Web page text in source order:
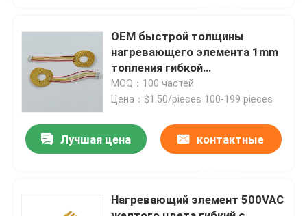
Проверка качества
Новости
Спросите цитату
Подогреватель фильма Pi
OEM быстрой толщины
нагревающего элемента 1mm
топления гибкой
универсальный
MOQ：100 частей
Цена：$1.50/pieces 100-199 pieces
Лучшая цена контактные
Нагревающий элемент 500VAC